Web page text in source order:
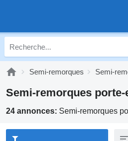
Semi-remorques Semi-
Semi-remorques
24 annonces: Semi-remorques